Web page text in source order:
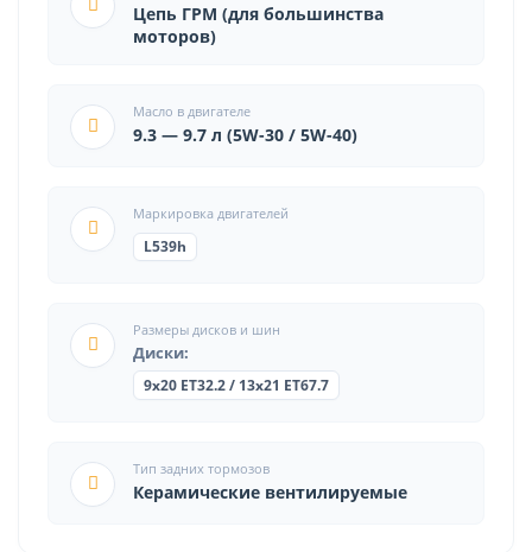
Цепь ГРМ (для большинства
моторов)
Масло в двигателе
9.3 — 9.7 л (5W-30 / 5W-40)
Маркировка двигателей
L539h
Размеры дисков и шин
Диски:
9x20 ET32.2 / 13x21 ET67.7
Тип задних тормозов
Керамические вентилируемые